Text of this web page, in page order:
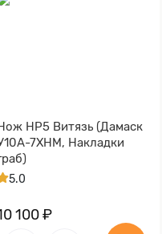
НР5 Витязь (Дамаск
7ХНМ, Накладки
5.0
100 ₽